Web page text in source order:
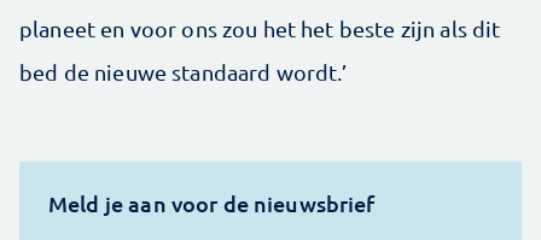
planeet en voor ons zou het het beste zijn als dit
bed de nieuwe standaard wordt.’
Meld je aan voor de nieuwsbrief